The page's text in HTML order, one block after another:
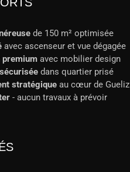
de 150 m² optimisée
avec ascenseur et vue dégagée
premium avec mobilier design
dans quartier prisé
stratégique au cœur de Gueliz
- aucun travaux à prévoir